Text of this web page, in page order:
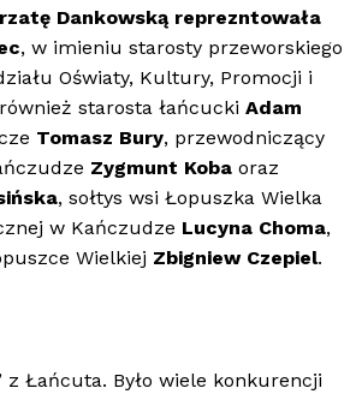
Dankowską reprezntowała
, w imieniu starosty przeworskiego
Oświaty, Kultury, Promocji i
również starosta łańcucki Adam
Tomasz Bury, przewodniczący
Zygmunt Koba oraz
, sołtys wsi Łopuszka Wielka
w Kańczudze Lucyna Choma,
Wielkiej Zbigniew Czepiel.
z Łańcuta. Było wiele konkurencji